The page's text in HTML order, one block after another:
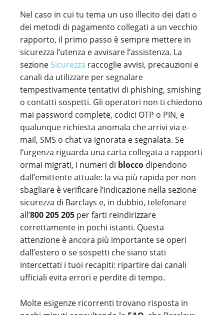
Nel caso in cui tu tema un uso illecito dei dati o
dei metodi di pagamento collegati a un vecchio
rapporto, il primo passo è sempre mettere in
sicurezza l’utenza e avvisare l’assistenza. La
sezione Sicurezza raccoglie avvisi, precauzioni e
canali da utilizzare per segnalare
tempestivamente tentativi di phishing, smishing
o contatti sospetti. Gli operatori non ti chiedono
mai password complete, codici OTP o PIN, e
qualunque richiesta anomala che arrivi via e-
mail, SMS o chat va ignorata e segnalata. Se
l’urgenza riguarda una carta collegata a rapporti
ormai migrati, i numeri di blocco dipendono
dall’emittente attuale: la via più rapida per non
sbagliare è verificare l’indicazione nella sezione
sicurezza di Barclays e, in dubbio, telefonare
all’800 205 205 per farti reindirizzare
correttamente in pochi istanti. Questa
attenzione è ancora più importante se operi
dall’estero o se sospetti che siano stati
intercettati i tuoi recapiti: ripartire dai canali
ufficiali evita errori e perdite di tempo.
Molte esigenze ricorrenti trovano risposta in